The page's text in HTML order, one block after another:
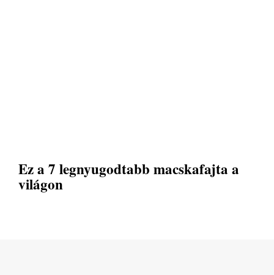
Ez a 7 legnyugodtabb macskafajta a
világon